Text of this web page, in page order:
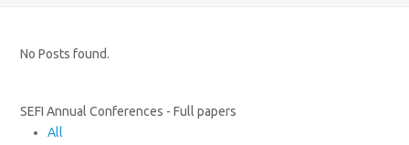
No Posts found.
SEFI Annual Conferences - Full papers
All